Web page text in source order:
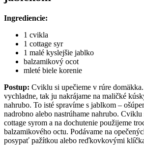
Ingrediencie:
1 cvikla
1 cottage syr
1 malé kyslejšie jablko
balzamikový ocot
mleté biele korenie
Postup: Cviklu si upečieme v rúre
vychladne, tak ju nakrájame na maličké
nahrubo. To isté spravíme s jablkom –
nadrobno alebo nastrúhame nahrubo.
cottage syrom a na dochutenie použijeme
balzamikového octu. Podávame na
posypať pažítkou alebo reďkovkovými